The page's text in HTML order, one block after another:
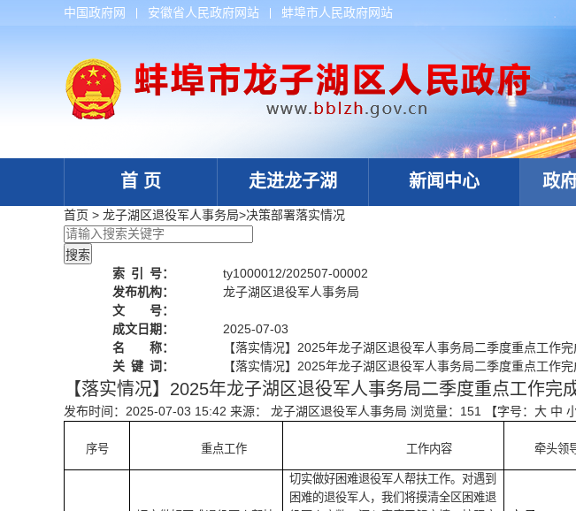
中国政府网 安徽省人民政府网站 蚌埠市人民政府网站
首 页 走进龙子湖 新闻中心 政
首页 > 龙子湖区退役军人事务局>决策部署落实情况
索 引 号： ty1000012/202507-00002
发布机构：
龙子湖区退役军人事务局
文 号：
成文日期：
2025-07-03
名 称：
【落实情况】2025年龙子湖区退役军人事务局二季度重点工作
关 键 词： 【落实情况】2025年龙子湖区退役军人事务局二季度重点工作
【落实情况】2025年龙子湖区退役军人事务局二季度重点工作完
发布时间：2025-07-03 15:42 来源： 龙子湖区退役军人事务局 浏览量： 151 【字号： 大 中
序号 重点工作 工作内容 牵头领
切实做好困难退役军人帮扶工作。对遇到
困难的退役军人，我们将摸清全区困难退